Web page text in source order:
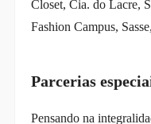
Closet, Cia. do Lacre,
Fashion Campus,
Parcerias
Pensando na